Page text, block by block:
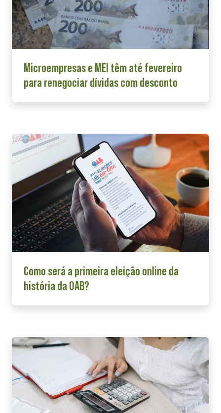
Microempresas e MEI têm até fevereiro
para renegociar dívidas com desconto
Como será a primeira eleição online da
história da OAB?